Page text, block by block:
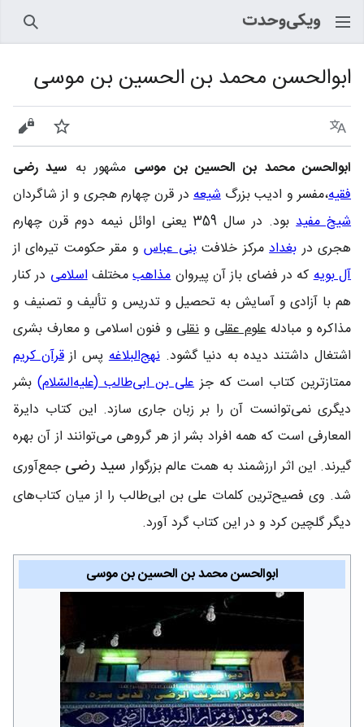
ابوالحسن محمد بن الحسین بن موسی
زبان پیگیری
ابوالحسن محمد بن الحسین بن موسی مشهور به سید رضی
فقیه،مفسر و ادیب بزرگشیعه در قرن چهارم هجری و از شاگردان
شیخ مفید
بود. در سال 359 یعنی اوائل نیمه دوم قرن چهارم
هجری دربغدادمرکز خلافتبنی عباسو مقر حکومت تیره‌ای از
آل بویهکه در فضای باز آن پیروانمذاهبمختلفاسلامی در کنار
هم با آزادی و آسایش به تحصیل و تدریس و تألیف و تصنیف و
مذاکره و مبادلهعلوم عقلی و نقلی و فنون اسلامی و معارف بشری
اشتغال داشتند دیده به دنیا گشود.نهج‌البلاغهپس ازقرآن کریم
ممتازترین کتاب است که جز علی بن ابی‌طالب (علیه‌السّلام) بشر
دیگری نمی‌توانست آن را بر زبان جاری سازد. این کتاب دایرة
المعارفی است که همه افراد بشر از هر گروهی می‌توانند از آن بهره
گیرند. این اثر ارزشمند به همت عالم بزرگوار سید رضی جمع‌آوری
شد. وی فصیح‌ترین کلمات علی بن ابی‌طالب را از میان کتاب‌های
دیگر گلچین کرد و در این کتاب گرد آورد.
ابوالحسن محمد بن الحسین بن موسی